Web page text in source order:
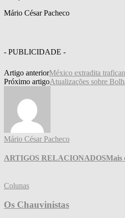
Mário César Pacheco
- PUBLICIDADE -
Artigo anteriorMéxico extradita
Próximo artigoAtualizações sobre
Mário César Pacheco
ARTIGOS RELACIONADOSMais
Colunas
Os Chauvinistas